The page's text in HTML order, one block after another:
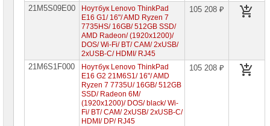
Lenovo
21M5S09E00
Ноутбук Lenovo ThinkPad
E16 G1/ 16"/ AMD Ryzen 7
7735HS/ 16GB/ 512GB SSD/
AMD Radeon/ (1920x1200)/
DOS/ Wi-Fi/ BT/ CAM/ 2xUSB/
2xUSB-C/ HDMI/ RJ45
105 208 ₽
21M6S1F000
Ноутбук Lenovo ThinkPad
E16 G2 21M6S1/ 16"/ AMD
Ryzen 7 7735U/ 16GB/ 512GB
SSD/ Radeon 6M/
(1920x1200)/ DOS/ black/ Wi-
Fi/ BT/ CAM/ 2xUSB/ 2xUSB-C/
HDMI/ DP/ RJ45
105 208 ₽